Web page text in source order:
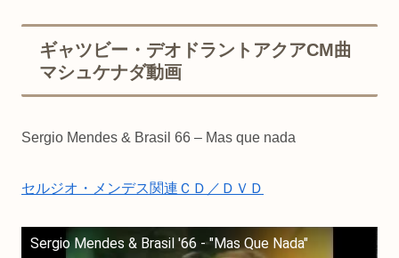
ギャツビー・デオドラントアクアCM曲
マシュケナダ動画
Sergio Mendes & Brasil 66 – Mas que nada
セルジオ・メンデス関連ＣＤ／ＤＶＤ
Sergio Mendes & Brasil '66 - "Mas Que Nada"